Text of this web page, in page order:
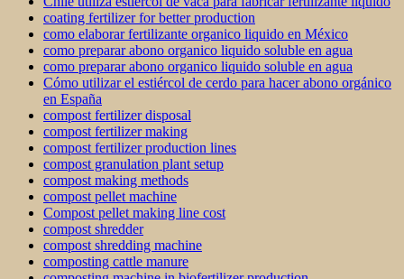
coating fertilizer for better production
como elaborar fertilizante organico liquido en México
como preparar abono organico liquido soluble en agua
como preparar abono organico liquido soluble en agua
Cómo utilizar el estiércol de cerdo para hacer abono orgánico
en España
compost fertilizer disposal
compost fertilizer making
compost fertilizer production lines
compost granulation plant setup
compost making methods
compost pellet machine
Compost pellet making line cost
compost shredder
compost shredding machine
composting cattle manure